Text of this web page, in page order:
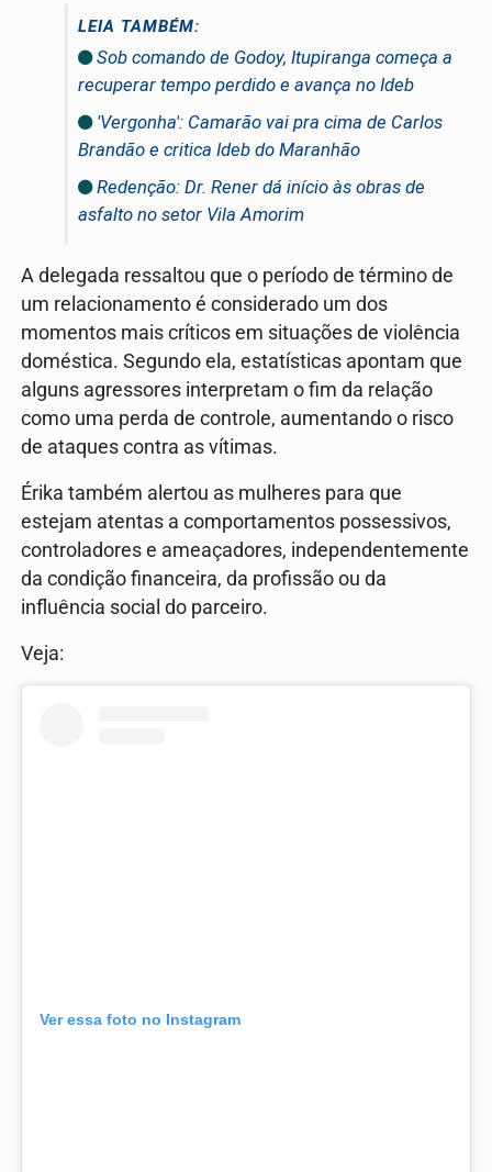
LEIA TAMBÉM:
Sob comando de Godoy, Itupiranga começa a
recuperar tempo perdido e avança no Ideb
'Vergonha': Camarão vai pra cima de Carlos
Brandão e critica Ideb do Maranhão
Redenção: Dr. Rener dá início às obras de
asfalto no setor Vila Amorim
A delegada ressaltou que o período de término de
um relacionamento é considerado um dos
momentos mais críticos em situações de violência
doméstica. Segundo ela, estatísticas apontam que
alguns agressores interpretam o fim da relação
como uma perda de controle, aumentando o risco
de ataques contra as vítimas.
Érika também alertou as mulheres para que
estejam atentas a comportamentos possessivos,
controladores e ameaçadores, independentemente
da condição financeira, da profissão ou da
influência social do parceiro.
Veja:
Ver essa foto no Instagram